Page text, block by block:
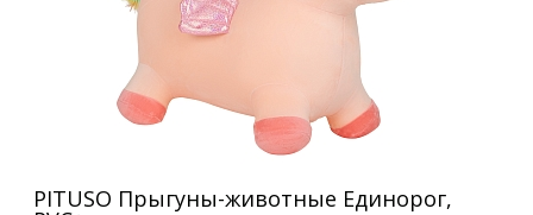
PITUSO Прыгуны-животные Единорог,